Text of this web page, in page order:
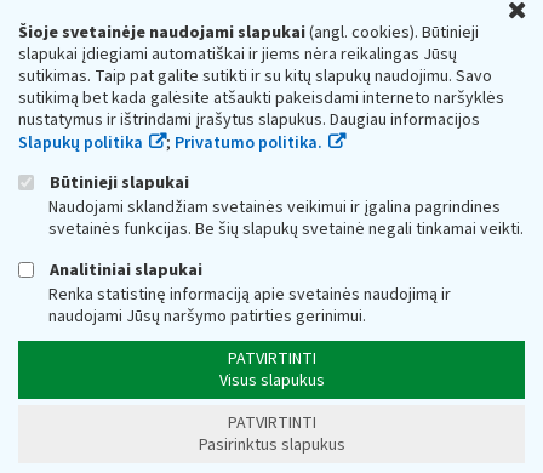
Šioje svetainėje naudojami slapukai(angl. cookies). Būtinieji
slapukai įdiegiami automatiškai ir jiems nėra reikalingas Jūsų
sutikimas. Taip pat galite sutikti ir su kitų slapukų naudojimu. Savo
sutikimą bet kada galėsite atšaukti pakeisdami interneto naršyklės
nustatymus ir ištrindami įrašytus slapukus. Daugiau informacijos
Slapukų politika
; Privatumo politika.
Būtinieji slapukai
Naudojami sklandžiam svetainės veikimui ir įgalina pagrindines
svetainės funkcijas. Be šių slapukų svetainė negali tinkamai veikti.
Analitiniai slapukai
Renka statistinę informaciją apie svetainės naudojimą ir
naudojami Jūsų naršymo patirties gerinimui.
PATVIRTINTI
Visus slapukus
PATVIRTINTI
Pasirinktus slapukus
Respublikos finansų ministerijos
Biudžetinė įstaiga. Juridinio asmens kodas — 188659752,
adresas: Vasario 16-osios g. 14, 01107 Vilnius, Lietuva, el.paštas:
vmi@vmi.lt, E. pristatymo dėžutės adresas 188659752
Duomenys apie Valstybinę mokesčių inspekciją prie Lietuvos
Respublikos finansų ministerijos kaupiami ir saugomi Juridinių